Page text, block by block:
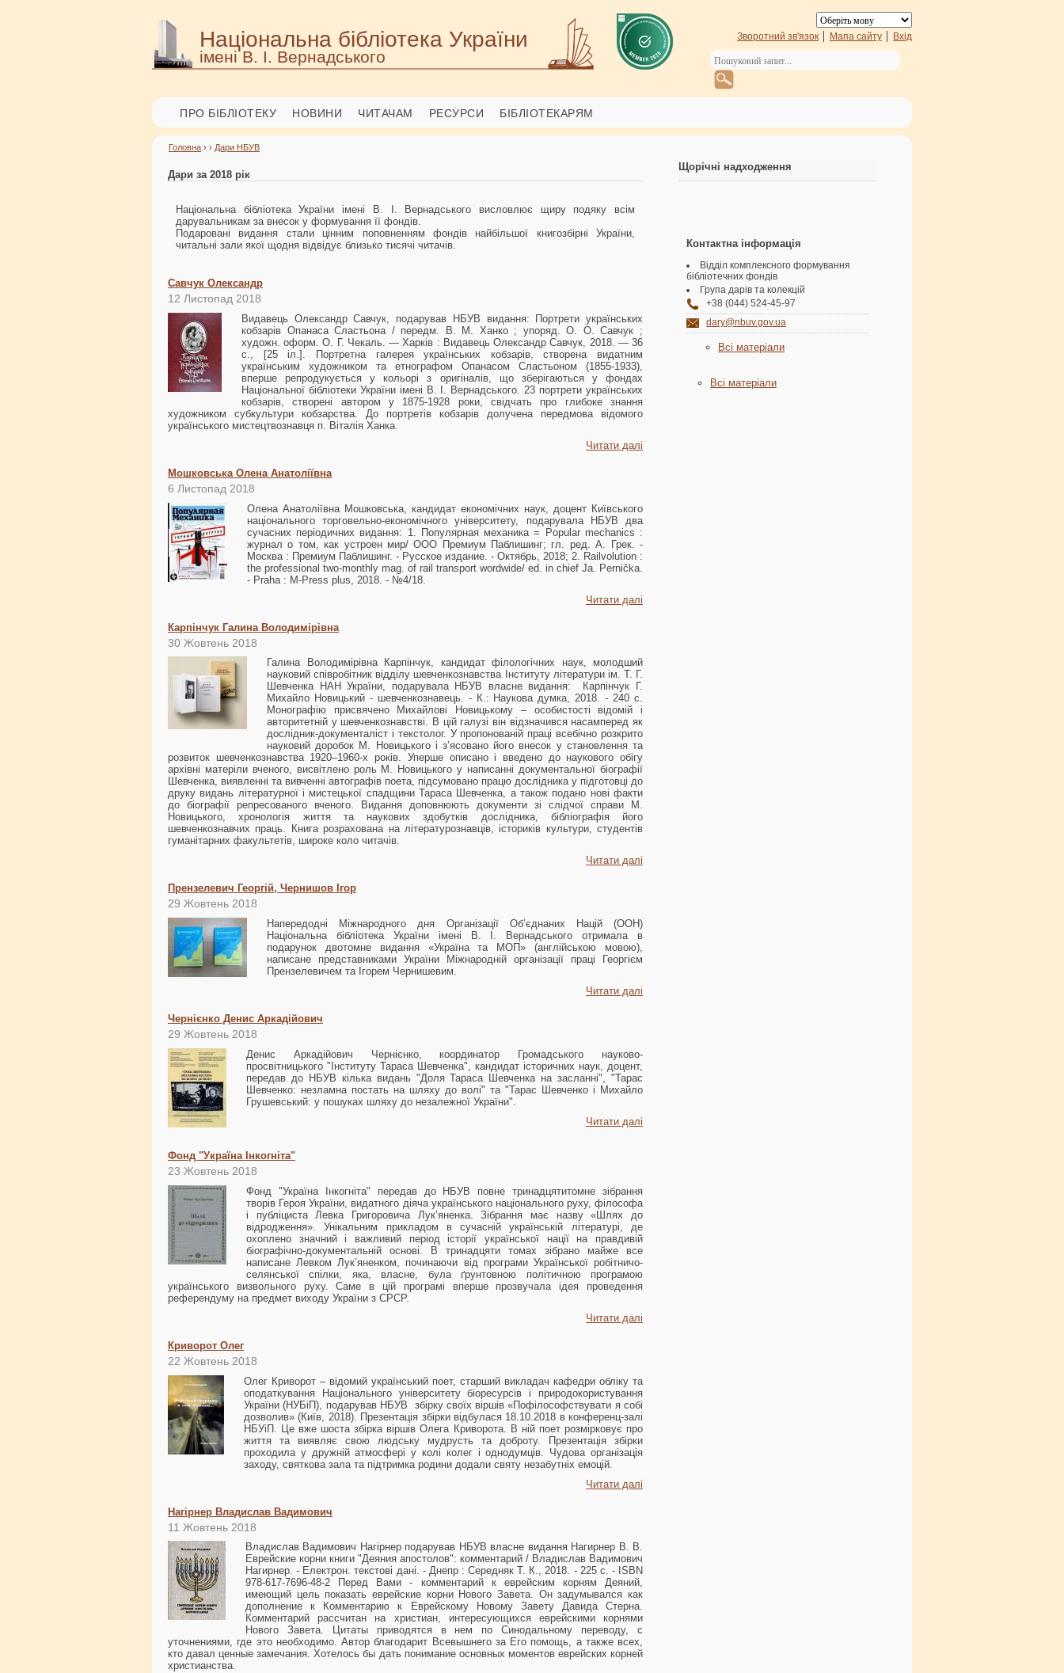
Національна бібліотека України
імені В. І. Вернадського
Зворотний зв'язок Мапа сайту Вхід
ПРО БІБЛІОТЕКУ НОВИНИ ЧИТАЧАМ РЕСУРСИ БІБЛІОТЕКАРЯМ
Головна › › Дари НБУВ
Дари за 2018 рік
Національна бібліотека України імені В. І. Вернадського висловлює щиру подяку всім
дарувальникам за внесок у формування її фондів.
Подаровані видання стали цінним поповненням фондів найбільшої книгозбірні України,
читальні зали якої щодня відвідує близько тисячі читачів.
Савчук Олександр
12 Листопад 2018
Видавець Олександр Савчук, подарував НБУВ видання: Портрети українських
кобзарів Опанаса Сластьона / передм. В. М. Ханко ; упоряд. О. О. Савчук ;
художн. оформ. О. Г. Чекаль. — Харків : Видавець Олександр Савчук, 2018. — 36
с., [25 іл.]. Портретна галерея українських кобзарів, створена видатним
українським художником та етнографом Опанасом Сластьоном (1855-1933),
вперше репродукується у кольорі з оригіналів, що зберігаються у фондах
Національної бібліотеки України імені В. І. Вернадського. 23 портрети українських
кобзарів, створені автором у 1875-1928 роки, свідчать про глибоке знання
художником субкультури кобзарства. До портретів кобзарів долучена передмова відомого
українського мистецтвознавця п. Віталія Ханка.
Читати далі
Мошковська Олена Анатоліївна
6 Листопад 2018
Олена Анатоліївна Мошковська, кандидат економічних наук, доцент Київського
національного торговельно-економічного університету, подарувала НБУВ два
сучасних періодичних видання: 1. Популярная механика = Popular mechanics :
журнал о том, как устроен мир/ ООО Премиум Паблишинг; гл. ред. А. Грек. -
Москва : Премиум Паблишинг. - Русское издание. - Октябрь, 2018; 2. Railvolution :
the professional two-monthly mag. of rail transport wordwide/ ed. in chief Ja. Pernička.
- Praha : M-Press plus, 2018. - №4/18.
Читати далі
Карпінчук Галина Володимірівна
30 Жовтень 2018
Галина Володимірівна Карпінчук, кандидат філологічних наук, молодший
науковий співробітник відділу шевченкознавства Інституту літератури ім. Т. Г.
Шевченка НАН України, подарувала НБУВ власне видання: Карпінчук Г.
Михайло Новицький - шевченкознавець. - К.: Наукова думка, 2018. - 240 с.
Монографію присвячено Михайлові Новицькому – особистості відомій і
авторитетній у шевченкознавстві. В цій галузі він відзначився насамперед як
дослідник-документаліст і текстолог. У пропонованій праці всебічно розкрито
науковий доробок М. Новицького і з’ясовано його внесок у становлення та
розвиток шевченкознавства 1920–1960-х років. Уперше описано і введено до наукового обігу
архівні матеріли вченого, висвітлено роль М. Новицького у написанні документальної біографії
Шевченка, виявленні та вивченні автографів поета, підсумовано працю дослідника у підготовці до
друку видань літературної і мистецької спадщини Тараса Шевченка, а також подано нові факти
до біографії репресованого вченого. Видання доповнюють документи зі слідчої справи М.
Новицького, хронологія життя та наукових здобутків дослідника, бібліографія його
шевченкознавчих праць. Книга розрахована на літературознавців, істориків культури, студентів
гуманітарних факультетів, широке коло читачів.
Читати далі
Прензелевич Георгій, Чернишов Ігор
29 Жовтень 2018
Напередодні Міжнародного дня Організації Об’єднаних Націй (ООН)
Національна бібліотека України імені В. І. Вернадського отримала в
подарунок двотомне видання «Україна та МОП» (англійською мовою),
написане представниками України Міжнародній організації праці Георгієм
Прензелевичем та Ігорем Чернишевим.
Читати далі
Чернієнко Денис Аркадійович
29 Жовтень 2018
Денис Аркадійович Чернієнко, координатор Громадського науково-
просвітницького "Інституту Тараса Шевченка", кандидат історичних наук, доцент,
передав до НБУВ кілька видань "Доля Тараса Шевченка на засланні", "Тарас
Шевченко: незламна постать на шляху до волі" та "Тарас Шевченко і Михайло
Грушевський: у пошуках шляху до незалежної України".
Читати далі
Фонд "Україна Інкогніта"
23 Жовтень 2018
Фонд "Україна Інкогніта" передав до НБУВ повне тринадцятитомне зібрання
творів Героя України, видатного діяча українського національного руху, філософа
і публіциста Левка Григоровича Лук’яненка. Зібрання має назву «Шлях до
відродження». Унікальним прикладом в сучасній українській літературі, де
охоплено значний і важливий період історії української нації на правдивій
біографічно-документальній основі. В тринадцяти томах зібрано майже все
написане Левком Лук’яненком, починаючи від програми Української робітничо-
селянської спілки, яка, власне, була ґрунтовною політичною програмою
українського визвольного руху. Саме в цій програмі вперше прозвучала ідея проведення
референдуму на предмет виходу України з СРСР.
Читати далі
Криворот Олег
22 Жовтень 2018
Олег Криворот – відомий український поет, старший викладач кафедри обліку та
оподаткування Національного університету біоресурсів і природокористування
України (НУБіП), подарував НБУВ збірку своїх віршів «Пофілософствувати я собі
дозволив» (Київ, 2018). Презентація збірки відбулася 18.10.2018 в конференц-залі
НБУіП. Це вже шоста збірка віршів Олега Криворота. В ній поет розмірковує про
життя та виявляє свою людську мудрусть та доброту. Презентація збірки
проходила у дружній атмосфері у колі колег і однодумців. Чудова організація
заходу, святкова зала та підтримка родини додали святу незабутніх емоцій.
Читати далі
Нагірнер Владислав Вадимович
11 Жовтень 2018
Владислав Вадимович Нагірнер подарував НБУВ власне видання Нагирнер В. В.
Еврейские корни книги "Деяния апостолов": комментарий / Владислав Вадимович
Нагирнер. - Електрон. текстові дані. - Днепр : Середняк Т. К., 2018. - 225 с. - ISBN
978-617-7696-48-2 Перед Вами - комментарий к еврейским корням Деяний,
имеющий цель показать еврейские корни Нового Завета. Он задумывался как
дополнение к Комментарию к Еврейскому Новому Завету Давида Стерна.
Комментарий рассчитан на христиан, интересующихся еврейскими корнями
Нового Завета. Цитаты приводятся в нем по Синодальному переводу, с
уточнениями, где это необходимо. Автор благодарит Всевышнего за Его помощь, а также всех,
кто давал ценные замечания. Хотелось бы дать понимание основных моментов еврейских корней
христианства.
Щорічні надходження
Контактна інформація
Відділ комплексного формування
бібліотечних фондів
Група дарів та колекцій
+38 (044) 524-45-97
dary@nbuv.gov.ua
Всі матеріали
Всі матеріали